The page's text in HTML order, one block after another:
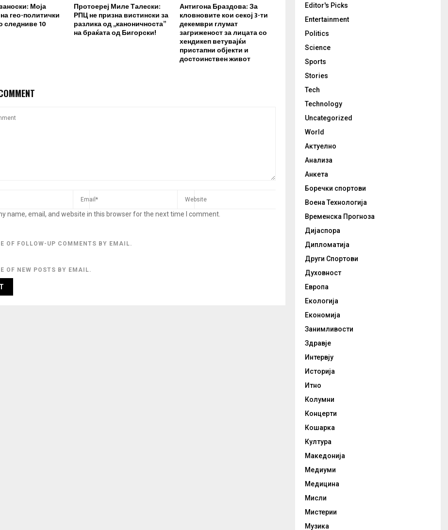
Моја
гео-политички
следниве 10
Протоереј Миле Талески:
РПЦ не призна вистински за
разлика од ,,каноничноста”
на браќата од Бигорски!
Антигона Браздова: За
кловновите кои секој 3-ти
декември глумат
загриженост за лицата со
хендикеп ветувајќи
пристапни објекти и
достоинствен живот
name, email, and website in this browser for the next time I comment.
OF FOLLOW-UP COMMENTS BY EMAIL.
OF NEW POSTS BY EMAIL.
Editor's Picks
Entertainment
Politics
Science
Sports
Stories
Tech
Technology
Uncategorized
World
Актуелно
Анализа
Анкета
Боречки спортови
Воена Технологија
Временска Прогноза
Дијаспора
Дипломатија
Други Спортови
Духовност
Европа
Екологија
Економија
Занимливости
Здравје
Интервју
Историја
Итно
Колумни
Концерти
Кошарка
Култура
Македонија
Медиуми
Медицина
Мисли
Мистерии
Музика